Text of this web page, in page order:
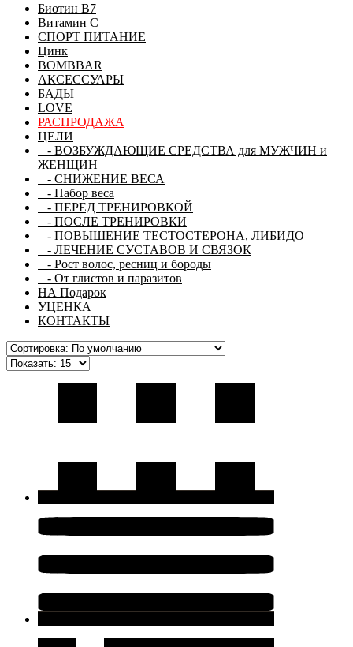
Биотин B7
Витамин C
СПОРТ ПИТАНИЕ
Цинк
BOMBBAR
АКСЕССУАРЫ
БАДЫ
LOVE
РАСПРОДАЖА
ЦЕЛИ
- ВОЗБУЖДАЮЩИЕ СРЕДСТВА для МУЖЧИН и
ЖЕНЩИН
- СНИЖЕНИЕ ВЕСА
- Набор веса
- ПЕРЕД ТРЕНИРОВКОЙ
- ПОСЛЕ ТРЕНИРОВКИ
- ПОВЫШЕНИЕ ТЕСТОСТЕРОНА, ЛИБИДО
- ЛЕЧЕНИЕ СУСТАВОВ И СВЯЗОК
- Рост волос, ресниц и бороды
- От глистов и паразитов
НА Подарок
УЦЕНКА
КОНТАКТЫ